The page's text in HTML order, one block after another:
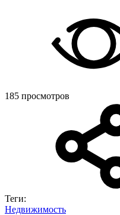
185 просмотров
Теги:
Недвижимость